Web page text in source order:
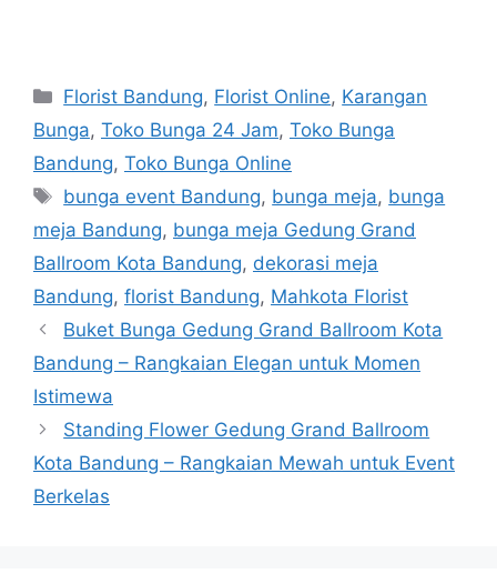
Florist Bandung, Florist Online, Karangan
Bunga, Toko Bunga 24 Jam, Toko Bunga
Bandung, Toko Bunga Online
bunga event Bandung, bunga meja, bunga
meja Bandung, bunga meja Gedung Grand
Ballroom Kota Bandung, dekorasi meja
Bandung, florist Bandung, Mahkota Florist
Buket Bunga Gedung Grand Ballroom Kota
Bandung – Rangkaian Elegan untuk Momen
Istimewa
Standing Flower Gedung Grand Ballroom
Kota Bandung – Rangkaian Mewah untuk Event
Berkelas